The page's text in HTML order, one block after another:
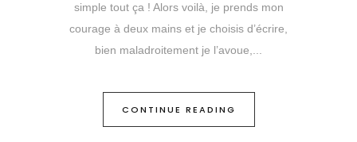
simple tout ça ! Alors voilà, je prends mon
courage à deux mains et je choisis d’écrire,
bien maladroitement je l’avoue,
CONTINUE READING